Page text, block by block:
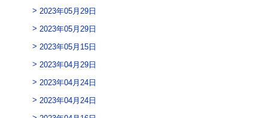
2023年05月29日
2023年05月29日
2023年05月15日
2023年04月29日
2023年04月24日
2023年04月24日